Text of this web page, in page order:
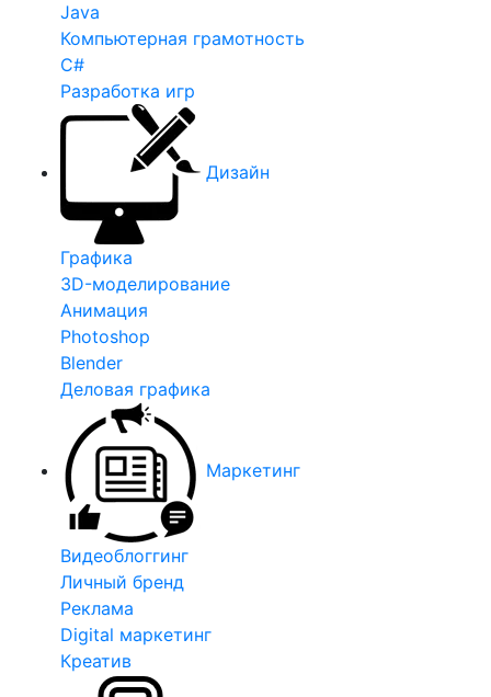
Java
Компьютерная грамотность
C#
Разработка игр
Дизайн
Графика
3D-моделирование
Анимация
Photoshop
Blender
Деловая графика
Маркетинг
Видеоблоггинг
Личный бренд
Реклама
Digital маркетинг
Креатив